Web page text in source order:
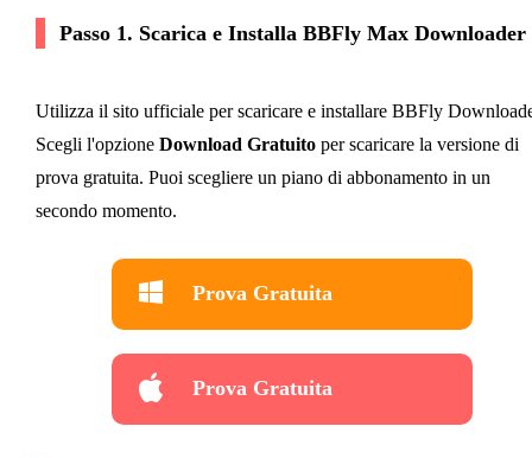
Passo 1. Scarica e Installa BBFly Max Downloader
Utilizza il sito ufficiale per scaricare e installare BBFly
Scegli l'opzione Download Gratuito per scaricare la versione di
prova gratuita. Puoi scegliere un piano di abbonamento in un
secondo momento.
Prova Gratuita
Prova Gratuita